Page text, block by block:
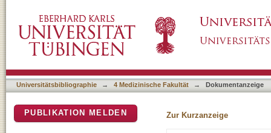
Obstruction
Universitätsbibliographie → 4 Medizinische Fakultät → Dokumentanzeige
Zur Kurzanzeige
PUBLIKATION MELDEN